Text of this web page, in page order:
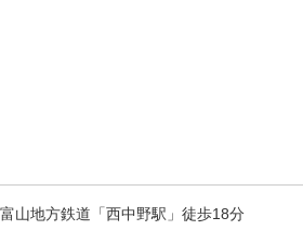
富山地方鉄道「西中野駅」徒歩18分